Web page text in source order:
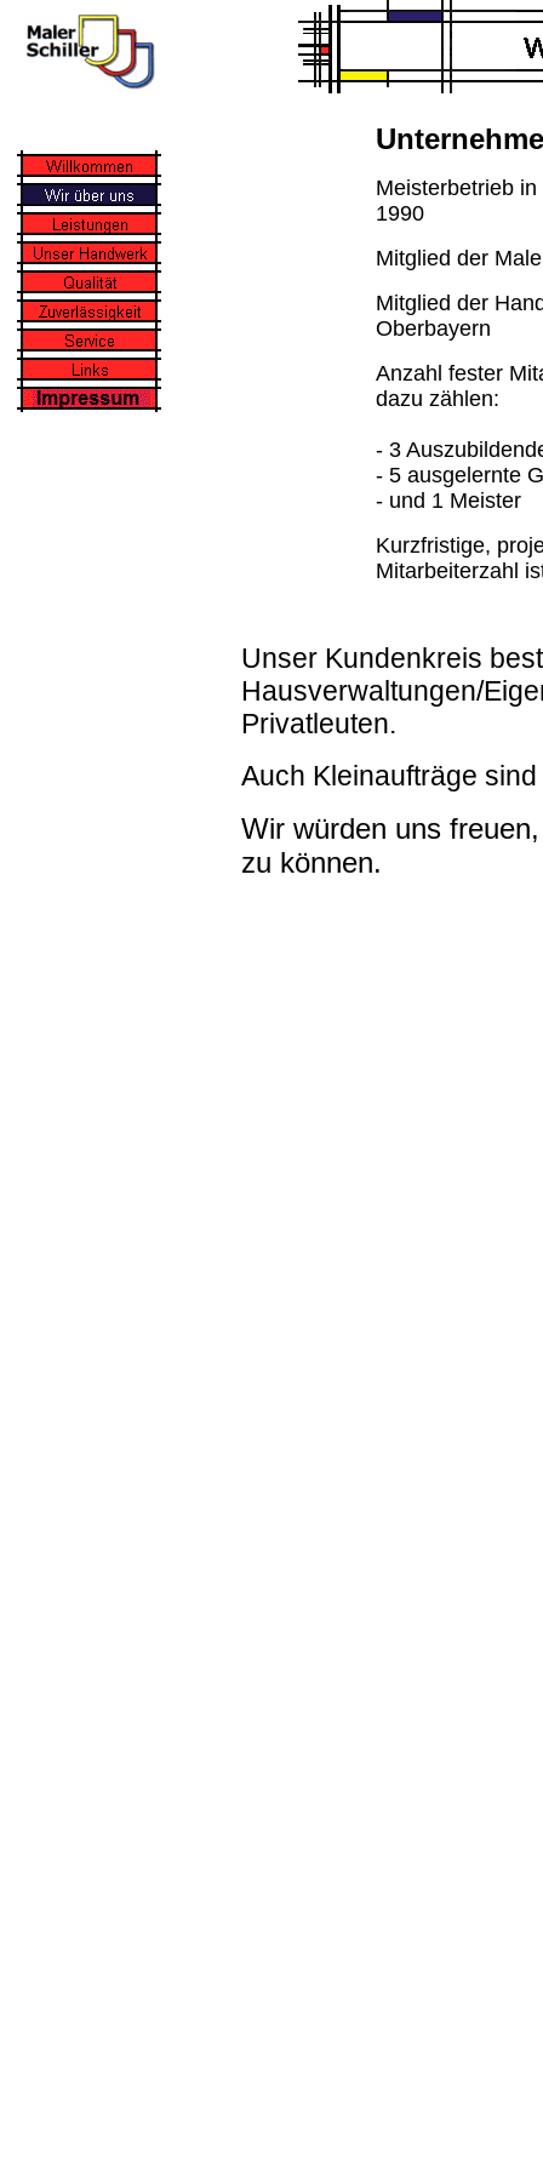
Meisterbetrieb
1990
Mitglied der
Mitglied der
Oberbayern
Anzahl fester
dazu zählen:
- 3
- 5 ausgelernte
- und 1 Meister
Kurzfristige,
Mitarbeiterzahl
Unser Kundenkreis
Hausverwaltungen/
Privatleuten.
Auch Kleinaufträge
Wir würden uns
zu können.